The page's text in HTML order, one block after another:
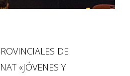
DE
«JÓVENES Y